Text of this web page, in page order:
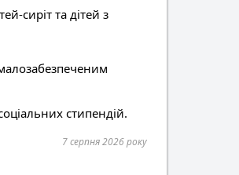
сиріт та дітей з
стипендій.
7 серпня 2026 року